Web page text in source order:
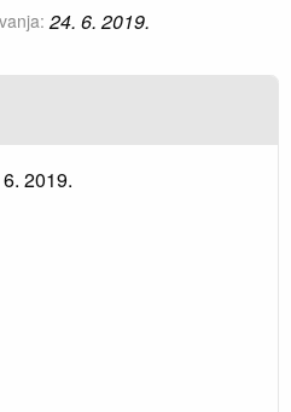
24. 6. 2019.
2019.